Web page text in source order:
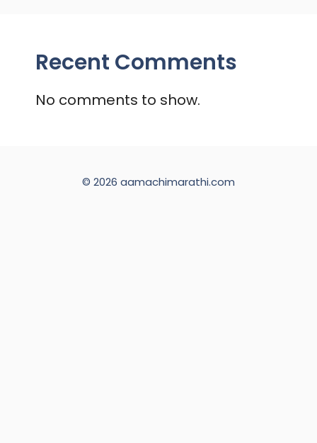
Recent Comments
No comments to show.
© 2026 aamachimarathi.com